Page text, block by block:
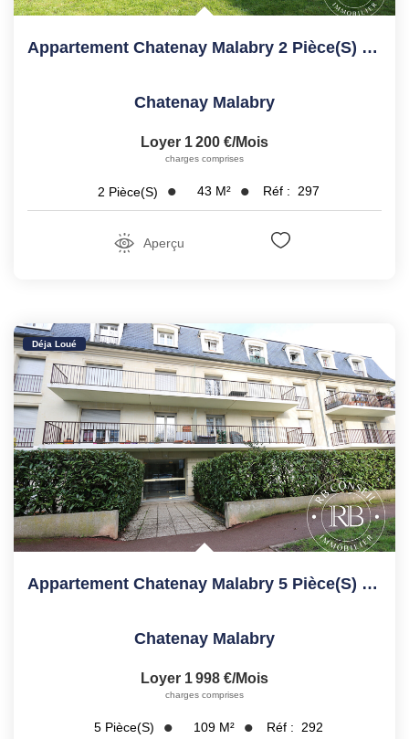
Appartement Chatenay Malabry 2 Pièce(s) 42.69 M2
Chatenay Malabry
Loyer 1 200 €/mois
charges comprises
2 Pièce(s) 43 M² Réf : 297
Aperçu
Déja Loué
Appartement Chatenay Malabry 5 Pièce(s) 109.28 M2
Chatenay Malabry
Loyer 1 998 €/mois
charges comprises
5 Pièce(s) 109 M² Réf : 292